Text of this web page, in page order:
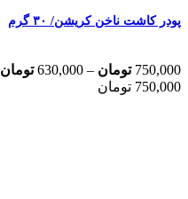
پودر کاشت ناخن کریشن/ ۳۰ گرم
750,000 تومان –
630,000 تومان
750,000 تومان